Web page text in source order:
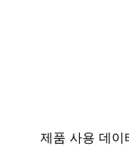
제품 사용 데이